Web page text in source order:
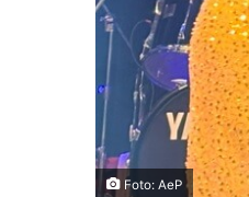
Foto: AeP